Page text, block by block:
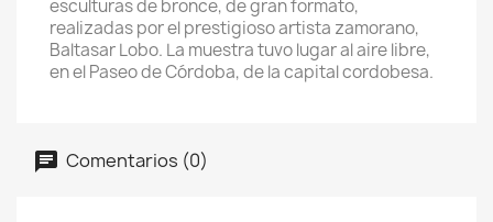
esculturas de bronce, de gran formato,
realizadas por el prestigioso artista zamorano,
Baltasar Lobo. La muestra tuvo lugar al aire libre,
en el Paseo de Córdoba, de la capital cordobesa.
Comentarios (0)